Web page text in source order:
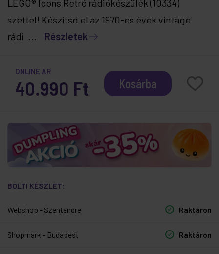
LEGO® Icons Retró rádiókészülék (10334)
szettel! Készítsd el az 1970-es évek vintage
rádi ... Részletek
ONLINE ÁR
40.990 Ft Kosárba
BOLTI KÉSZLET:
Webshop - Szentendre Raktáron
Shopmark - Budapest Raktáron